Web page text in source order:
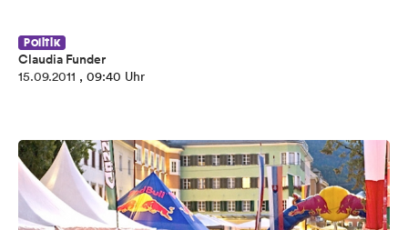
Politik
Claudia Funder
15.09.2011 , 09:40 Uhr